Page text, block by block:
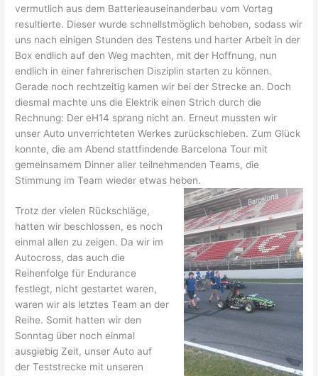
vermutlich aus dem Batterieauseinanderbau vom Vortag
resultierte. Dieser wurde schnellstmöglich behoben, sodass wir
uns nach einigen Stunden des Testens und harter Arbeit in der
Box endlich auf den Weg machten, mit der Hoffnung, nun
endlich in einer fahrerischen Disziplin starten zu können.
Gerade noch rechtzeitig kamen wir bei der Strecke an. Doch
diesmal machte uns die Elektrik einen Strich durch die
Rechnung: Der eH14 sprang nicht an. Erneut mussten wir
unser Auto unverrichteten Werkes zurückschieben. Zum Glück
konnte, die am Abend stattfindende Barcelona Tour mit
gemeinsamem Dinner aller teilnehmenden Teams, die
Stimmung im Team wieder etwas heben.
Trotz der vielen Rückschläge,
hatten wir beschlossen, es noch
einmal allen zu zeigen. Da wir im
Autocross, das auch die
Reihenfolge für Endurance
festlegt, nicht gestartet waren,
waren wir als letztes Team an der
Reihe. Somit hatten wir den
Sonntag über noch einmal
ausgiebig Zeit, unser Auto auf
der Teststrecke mit unseren